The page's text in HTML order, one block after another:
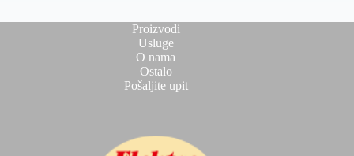
Proizvodi
Usluge
O nama
Ostalo
Pošaljite upit